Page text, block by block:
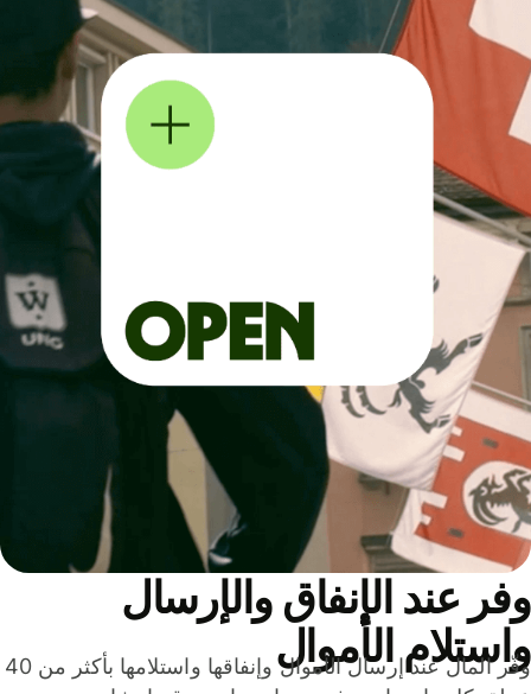
عند الإنفاق والإرسال
الأموال
وفّر المال عند إرسال الأموال وإنفاقها واستلامها بأكثر من 40